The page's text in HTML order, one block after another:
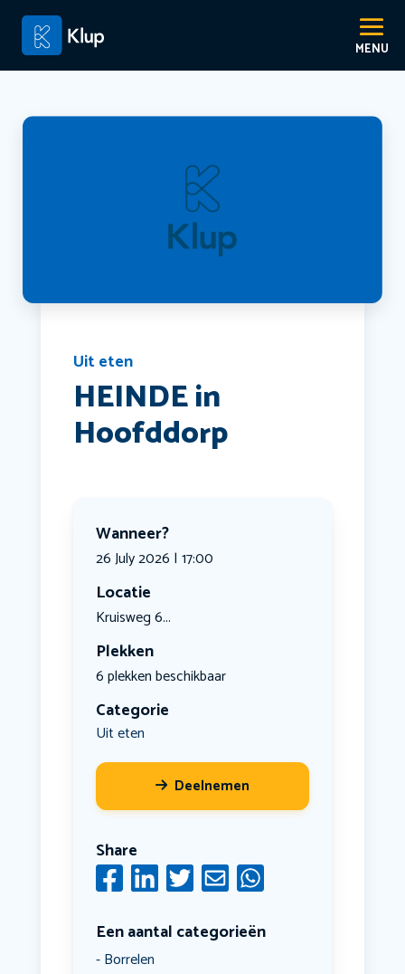
Uit eten
HEINDE in
Hoofddorp
Wanneer?
26 July 2026 | 17:00
Locatie
Kruisweg 6...
Plekken
6 plekken beschikbaar
Categorie
Uit eten
Deelnemen
Share
Een aantal categorieën
Borrelen